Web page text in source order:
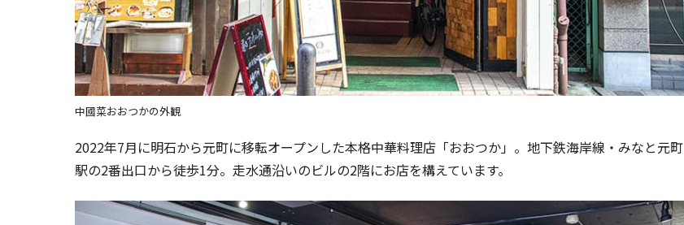
中國菜おおつかの外観
2022年7月に明石から元町に移転オープンした本格中華料理店「おおつか」。地下鉄海岸線・みなと元町
駅の2番出口から徒歩1分。走水通沿いのビルの2階にお店を構えています。